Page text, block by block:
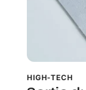
HIGH-TECH